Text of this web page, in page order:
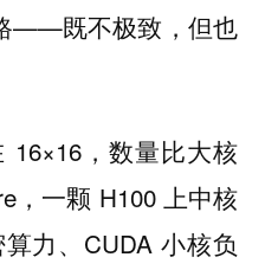
——既不极致，但也
16×16，数量比大核
，一颗 H100 上中核
力、CUDA 小核负